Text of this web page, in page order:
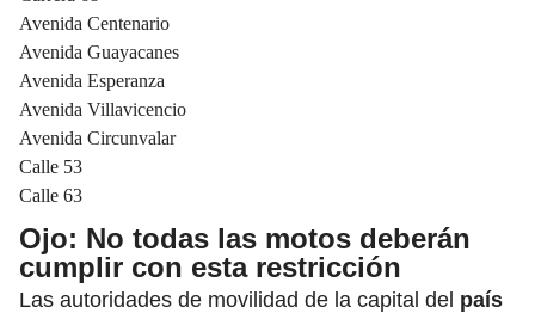
Avenida Centenario
Avenida Guayacanes
Avenida Esperanza
Avenida Villavicencio
Avenida Circunvalar
Calle 53
Calle 63
Ojo: No todas las motos deberán
cumplir con esta restricción
Las autoridades de movilidad de la capital del país